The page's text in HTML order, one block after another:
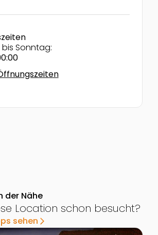
Sonntag:
der Nähe
Location schon besucht?
sehen arrow_forward_ios
Kinderkino und Kasperltheater in